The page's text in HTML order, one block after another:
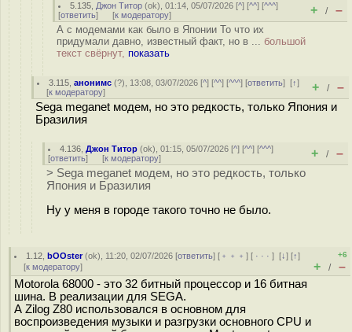
5.135 Джон Титор (ok), 01:14, 05/07/2026 [^] [^^] [^^^]
[ответить] [к модератору] + / –
А с модемами как было в Японии То что их
придумали давно, известный факт, но в ... большой
текст свёрнут, показать
3.115 ,анонимс (?), 13:08, 03/07/2026 [^] [^^] [^^^] [ответить][↑]
[к модератору] + / –
Sega meganet модем, но это редкость, только Япония и
Бразилия
4.136 ,Джон Титор (ok), 01:15, 05/07/2026 [^] [^^] [^^^]
[ответить] [к модератору] + / –
> Sega meganet модем, но это редкость, только
Япония и Бразилия
Ну у меня в городе такого точно не было.
1.12 ,bOOster(ok), 11:20, 02/07/2026 [ответить] [ ﹢﹢﹢] [ · · ·][↓] [↑]
[к модератору]
+6
+ / –
Motorola 68000 - это 32 битный процессор и 16 битная
шина. В реализации для SEGA.
А Zilog Z80 использовался в основном для
воспроизведения музыки и разгрузки основного CPU и